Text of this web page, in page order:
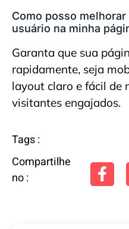
Como posso
usuário na minha
Garanta que sua
rapidamente, seja
layout claro e fácil de
visitantes engajados.
Tags :
Compartilhe
no :